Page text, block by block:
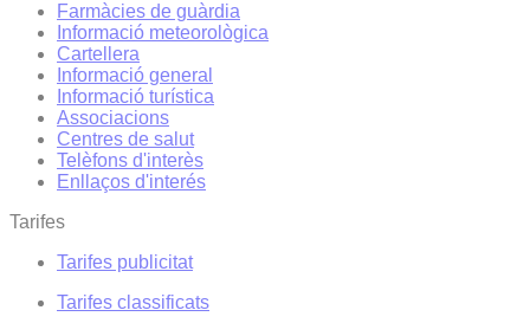
Farmàcies de guàrdia
Informació meteorològica
Cartellera
Informació general
Informació turística
Associacions
Centres de salut
Telèfons d'interès
Enllaços d'interés
Tarifes
Tarifes publicitat
Tarifes classificats